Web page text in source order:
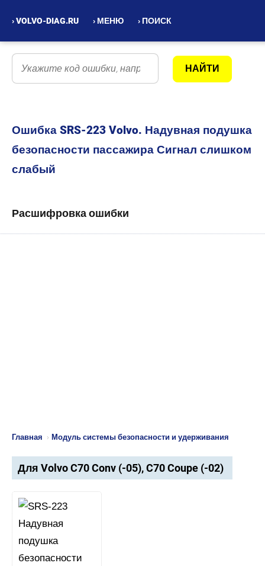
› VOLVO-DIAG.RU › МЕНЮ › ПОИСК
Ошибка SRS-223 Volvo. Надувная подушка
безопасности пассажира Сигнал слишком
слабый
Расшифровка ошибки
Главная › Модуль системы безопасности и удерживания
Для Volvo C70 Conv (-05), C70 Coupe (-02)